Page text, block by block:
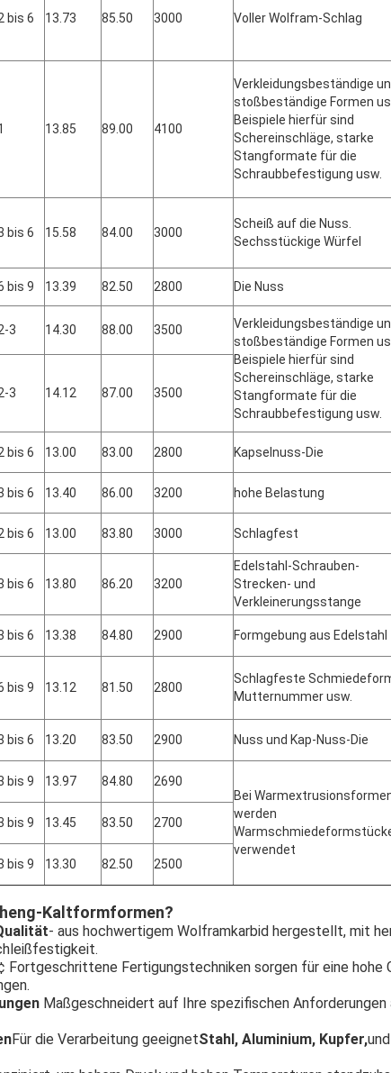
bis 6 13.73 85.50 3000 Voller Wolfram-Schlag
13.85 89.00 4100
Verkleidungsbeständige
stoßbeständige Formen
Beispiele hierfür sind
Schereinschläge, starke
Stangformate für die
Schraubbefestigung usw.
bis 6 15.58 84.00 3000
Scheiß auf die Nuss.
Sechsstückige Würfel
bis 9 13.39 82.50 2800 Die Nuss
3 14.30 88.00 3500
Verkleidungsbeständige
stoßbeständige Formen
Beispiele hierfür sind
Schereinschläge, starke
Stangformate für die
Schraubbefestigung usw.
3 14.12 87.00 3500
bis 6 13.00 83.00 2800 Kapselnuss-Die
bis 6 13.40 86.00 3200 hohe Belastung
bis 6 13.00 83.80 3000 Schlagfest
bis 6 13.80 86.20 3200
Edelstahl-Schrauben-
Strecken- und
Verkleinerungsstange
bis 6 13.38 84.80 2900 Formgebung aus Edelstahl
bis 9 13.12 81.50 2800
Schlagfeste
Mutternummer usw.
bis 6 13.20 83.50 2900 Nuss und Kap-Nuss-Die
bis 9 13.97 84.80
2690
Bei
werden
verwendet
bis 9 13.45 83.50 2700
bis 9 13.30 82.50 2500
Kaltformformen?
- aus hochwertigem Wolframkarbid hergestellt, mit
Fortgeschrittene Fertigungstechniken sorgen für eine hohe
Maßgeschneidert auf Ihre spezifischen Anforderungen
Für die Verarbeitung geeignetStahl, Aluminium, Kupfer,